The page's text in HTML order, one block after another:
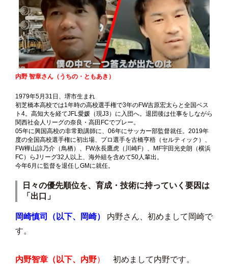
内野 智章さん（うちの・ともあき）
1979年5月31日、堺市生まれ
初芝橋本高校では1年時の高校選手権で3年のFW吉原宏太らと全国ベス
ト4。高知大を経てJFL愛媛（現J3）に入団へ。退団後は仕事をしながら
関西社会人リーグの奈良・高田FCでプレー。
05年に興国高校の非常勤講師に、06年にサッカー部監督就任。2019年
度の全国高校選手権に初出場、プロ選手を古橋亨梧（セルティック）、
FW樺山諒乃介（鳥栖）、FW永長鷹虎（川崎F）、MF宇田光史朗（横浜
FC）らJリーグ32人以上、海外組を含めて50人輩出。
今年6月に監督を退任しGMに就任。
日々の優先順位を、育成・技術に持っていく要因は
「出口」
岡崎慎司（以下、岡崎）
内野さん、初めまして岡崎で
す。
内野智章（以下、内野） 初めまして内野です。